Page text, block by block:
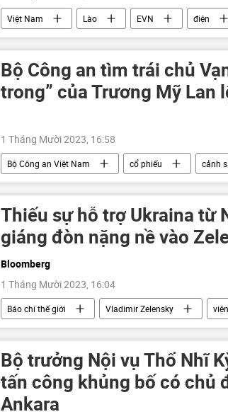
Việt Nam Lào EVN điện
Bộ Công an tìm trái chủ
trong” của Trương Mỹ Lan
1 Tháng Mười 2023, 16:58
Bộ Công an Việt Nam cổ phiếu cảnh
Xã hội
Kinh tế Kinh doanh
Thiếu sự hỗ trợ Ukraina từ
giáng đòn nặng nề vào
Bloomberg
1 Tháng Mười 2023, 16:04
Báo chí thế giới Vladimir Zelensky
Cuộc khủng hoảng ở Ukraina
Ukraina
Ba Lan
Vận chuyển ngũ cốc Ukraina
Bộ trưởng Nội vụ Thổ Nhĩ
tấn công khủng bố có chủ
Ankara